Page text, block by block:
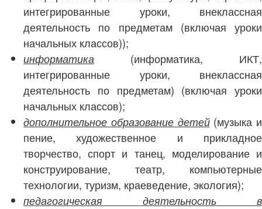
интегрированные уроки, внеклассная
деятельность по предметам (включая уроки
начальных классов));
информатика (информатика, ИКТ,
интегрированные уроки, внеклассная
деятельность по предметам) (включая уроки
начальных классов);
дополнительное образование детей(музыка и
пение, художественное и прикладное
творчество, спорт и танец, моделирование и
конструирование, театр, компьютерные
технологии, туризм, краеведение, экология);
педагогическая деятельность в